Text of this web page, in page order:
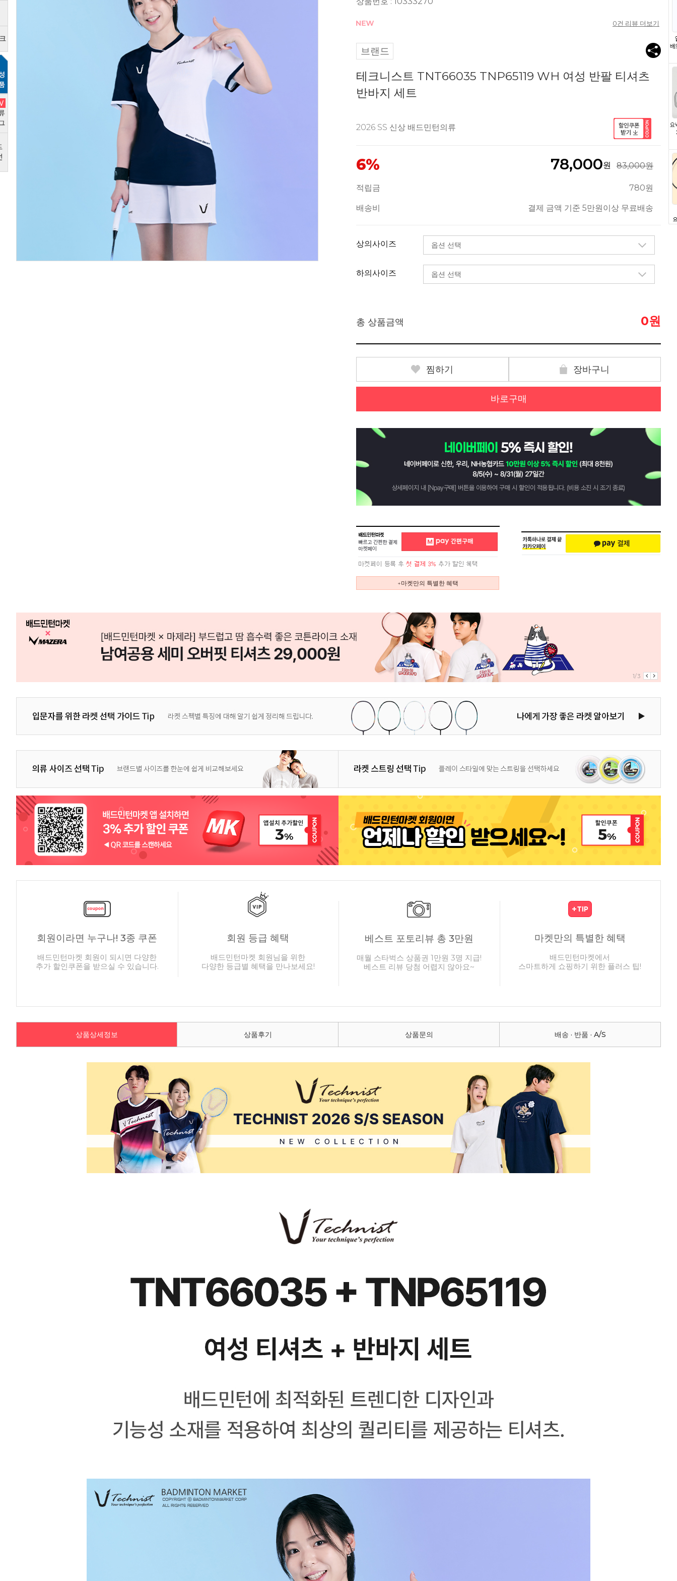
0건 리뷰 더보기
브랜드
테크니스트 TNT66035 TNP65119 WH 여성 반팔 티셔츠
반바지 세트
2026 SS 신상 배드민턴의류
6% 78,000원 83,000원
적립금 780원
배송비 결제 금액 기준 5만원이상 무료배송
상의사이즈
하의사이즈
총 상품금액 0원
찜하기 장바구니
바로구매
+마켓만의 특별한 혜택
1/3
회원이라면 누구나! 3종 쿠폰
배드민턴마켓 회원이 되시면 다양한
추가 할인쿠폰을 받으실 수 있습니다.
회원 등급 혜택
배드민턴마켓 회원님을 위한
다양한 등급별 혜택을 만나보세요!
베스트 포토리뷰 총 3만원
매월 스타벅스 상품권 1만원 3명 지급!
베스트 리뷰 당첨 어렵지 않아요~
마켓만의 특별한 혜택
배드민턴마켓에서
스마트하게 쇼핑하기 위한 플러스 팁!
상품상세정보 상품후기 상품문의 배송 · 반품 · A/S